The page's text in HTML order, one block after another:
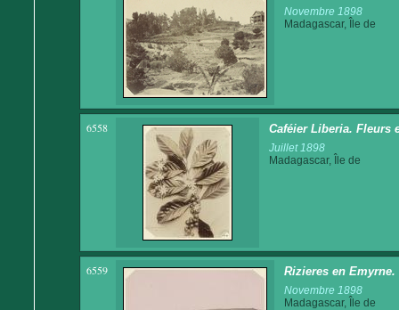
Novembre 1898
Madagascar, Île de
6558 Caféier Liberia. Fleurs
Juillet 1898
Madagascar, Île de
6559 Rizieres en Emyrne.
Novembre 1898
Madagascar, Île de